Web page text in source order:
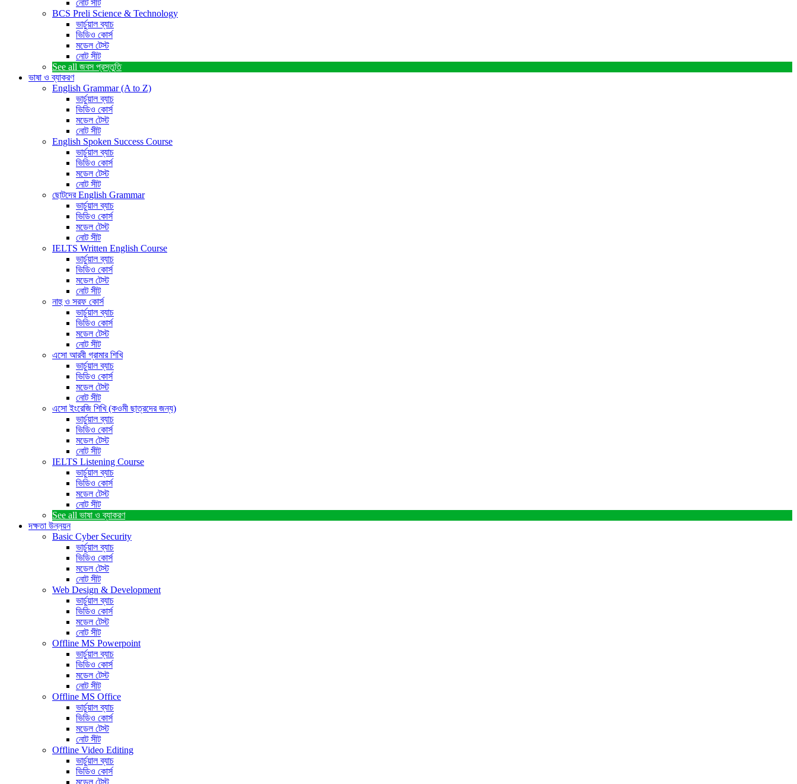
নোট সীট
BCS Preli Science & Technology
ভার্চুয়াল ব্যাচ
ভিডিও কোর্স
মডেল টেস্ট
নোট সীট
See all জবস প্রস্তুতি
ভাষা ও ব্যাকরণ
English Grammar (A to Z)
ভার্চুয়াল ব্যাচ
ভিডিও কোর্স
মডেল টেস্ট
নোট সীট
English Spoken Success Course
ভার্চুয়াল ব্যাচ
ভিডিও কোর্স
মডেল টেস্ট
নোট সীট
ছোটদের English Grammar
ভার্চুয়াল ব্যাচ
ভিডিও কোর্স
মডেল টেস্ট
নোট সীট
IELTS Written English Course
ভার্চুয়াল ব্যাচ
ভিডিও কোর্স
মডেল টেস্ট
নোট সীট
নাহু ও সরফ কোর্স
ভার্চুয়াল ব্যাচ
ভিডিও কোর্স
মডেল টেস্ট
নোট সীট
এসো আরবী গ্রামার শিখি
ভার্চুয়াল ব্যাচ
ভিডিও কোর্স
মডেল টেস্ট
নোট সীট
এসো ইংরেজি শিখি (কওমী ছাত্রদের জন্য)
ভার্চুয়াল ব্যাচ
ভিডিও কোর্স
মডেল টেস্ট
নোট সীট
IELTS Listening Course
ভার্চুয়াল ব্যাচ
ভিডিও কোর্স
মডেল টেস্ট
নোট সীট
See all ভাষা ও ব্যাকরণ
দক্ষতা উন্নয়ন
Basic Cyber Security
ভার্চুয়াল ব্যাচ
ভিডিও কোর্স
মডেল টেস্ট
নোট সীট
Web Design & Development
ভার্চুয়াল ব্যাচ
ভিডিও কোর্স
মডেল টেস্ট
নোট সীট
Offline MS Powerpoint
ভার্চুয়াল ব্যাচ
ভিডিও কোর্স
মডেল টেস্ট
নোট সীট
Offline MS Office
ভার্চুয়াল ব্যাচ
ভিডিও কোর্স
মডেল টেস্ট
নোট সীট
Offline Video Editing
ভার্চুয়াল ব্যাচ
ভিডিও কোর্স
মডেল টেস্ট